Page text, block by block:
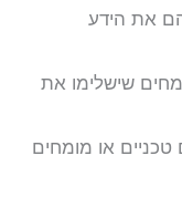
את הידע
שישלימו את
טכניים או מומחים